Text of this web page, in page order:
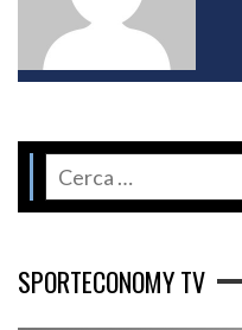
SPORTECONOMY TV